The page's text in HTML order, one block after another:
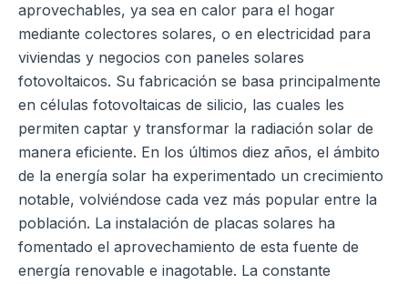
aprovechables, ya sea en calor para el hogar
mediante colectores solares, o en electricidad para
viviendas y negocios con paneles solares
fotovoltaicos. Su fabricación se basa principalmente
en células fotovoltaicas de silicio, las cuales les
permiten captar y transformar la radiación solar de
manera eficiente. En los últimos diez años, el ámbito
de la energía solar ha experimentado un crecimiento
notable, volviéndose cada vez más popular entre la
población. La instalación de placas solares ha
fomentado el aprovechamiento de esta fuente de
energía renovable e inagotable. La constante